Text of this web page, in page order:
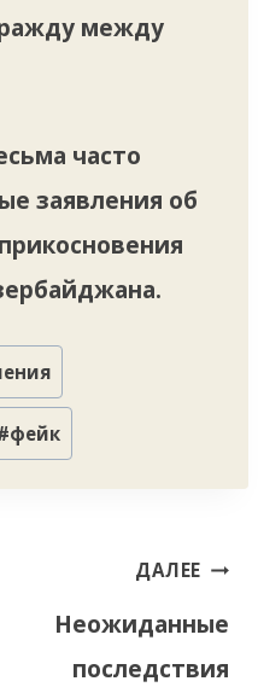
между
часто
заявления об
фейк
ДАЛЕЕ
Неожиданные
последствия